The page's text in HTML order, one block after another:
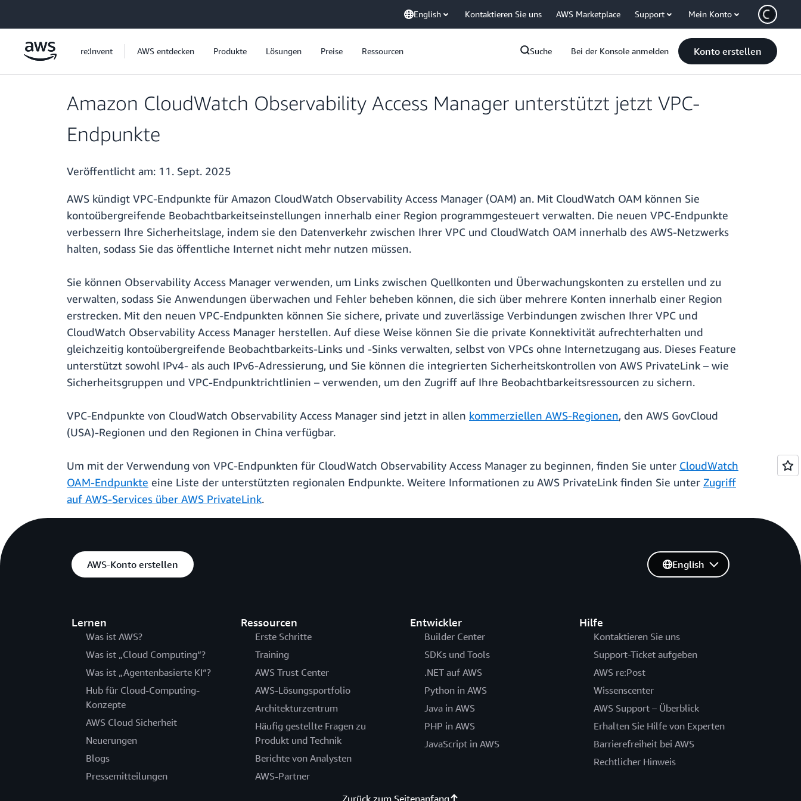
English Kontaktieren Sie uns AWS Marketplace Support Mein Konto
re:Invent AWS entdecken Produkte Lösungen Preise Ressourcen Suche Bei der Konsole anmelden Konto erstellen
Amazon CloudWatch Observability Access Manager unterstützt jetzt VPC-
Endpunkte
Veröffentlicht am: 11. Sept. 2025
AWS kündigt VPC-Endpunkte für Amazon CloudWatch Observability Access Manager (OAM) an. Mit CloudWatch OAM können Sie
kontoübergreifende Beobachtbarkeitseinstellungen innerhalb einer Region programmgesteuert verwalten. Die neuen VPC-Endpunkte
verbessern Ihre Sicherheitslage, indem sie den Datenverkehr zwischen Ihrer VPC und CloudWatch OAM innerhalb des AWS-Netzwerks
halten, sodass Sie das öffentliche Internet nicht mehr nutzen müssen.
Sie können Observability Access Manager verwenden, um Links zwischen Quellkonten und Überwachungskonten zu erstellen und zu
verwalten, sodass Sie Anwendungen überwachen und Fehler beheben können, die sich über mehrere Konten innerhalb einer Region
erstrecken. Mit den neuen VPC-Endpunkten können Sie sichere, private und zuverlässige Verbindungen zwischen Ihrer VPC und
CloudWatch Observability Access Manager herstellen. Auf diese Weise können Sie die private Konnektivität aufrechterhalten und
gleichzeitig kontoübergreifende Beobachtbarkeits-Links und -Sinks verwalten, selbst von VPCs ohne Internetzugang aus. Dieses Feature
unterstützt sowohl IPv4- als auch IPv6-Adressierung, und Sie können die integrierten Sicherheitskontrollen von AWS PrivateLink – wie
Sicherheitsgruppen und VPC-Endpunktrichtlinien – verwenden, um den Zugriff auf Ihre Beobachtbarkeitsressourcen zu sichern.
VPC-Endpunkte von CloudWatch Observability Access Manager sind jetzt in allen kommerziellen AWS-Regionen, den AWS GovCloud
(USA)-Regionen und den Regionen in China verfügbar.
Um mit der Verwendung von VPC-Endpunkten für CloudWatch Observability Access Manager zu beginnen, finden Sie unter CloudWatch
OAM-Endpunkte eine Liste der unterstützten regionalen Endpunkte. Weitere Informationen zu AWS PrivateLink finden Sie unter Zugriff
auf AWS-Services über AWS PrivateLink.
AWS-Konto erstellen
Lernen
Was ist AWS?
Was ist „Cloud Computing“?
Was ist „Agentenbasierte KI“?
Hub für Cloud-Computing-
Konzepte
AWS Cloud Sicherheit
Neuerungen
Blogs
Pressemitteilungen
Ressourcen
Erste Schritte
Training
AWS Trust Center
AWS-Lösungsportfolio
Architekturzentrum
Häufig gestellte Fragen zu
Produkt und Technik
Berichte von Analysten
AWS-Partner
Entwickler
Builder Center
SDKs und Tools
.NET auf AWS
Python in AWS
Java in AWS
PHP in AWS
JavaScript in AWS
Hilfe
Kontaktieren Sie uns
Support-Ticket aufgeben
AWS re:Post
Wissenscenter
AWS Support – Überblick
Erhalten Sie Hilfe von Experten
Barrierefreiheit bei AWS
Rechtlicher Hinweis
English